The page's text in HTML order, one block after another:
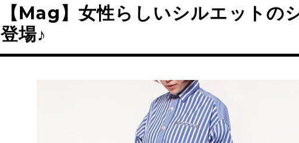
【Mag】女性らしいシルエットの
登場♪